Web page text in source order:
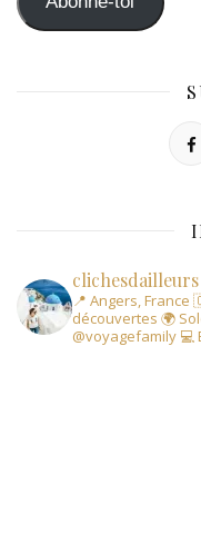
clichesdailleurs
📍 Angers,
découvertes 🌍
@voyagefamily 💻